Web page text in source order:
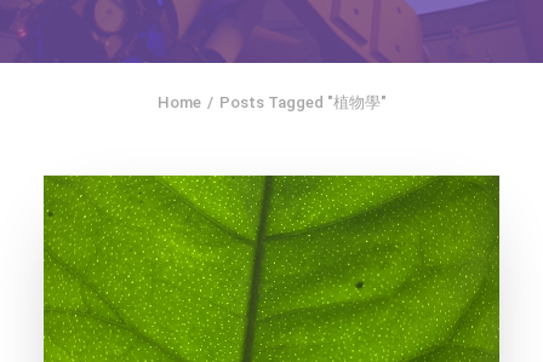
SEARCH
社交平台
字型大小
Home Posts Tagged "植物學"